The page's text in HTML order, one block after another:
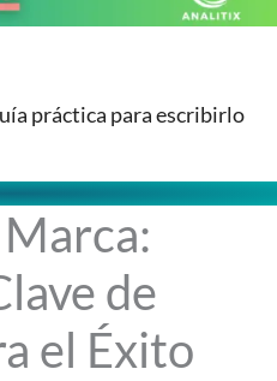
práctica para escribirlo
de
el Éxito